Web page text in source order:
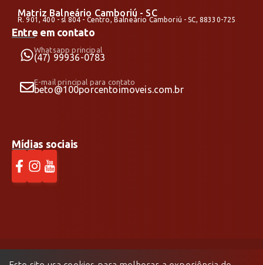
Matriz Balneário Camboriú - SC
R. 901, 400 - sl 804 - Centro, Balneário Camboriú - SC, 88330-725
Entre em contato
Whatsapp principal
(47) 99936-0783
E-mail principal para contato
beto@100porcentoimoveis.com.br
Mídias sociais